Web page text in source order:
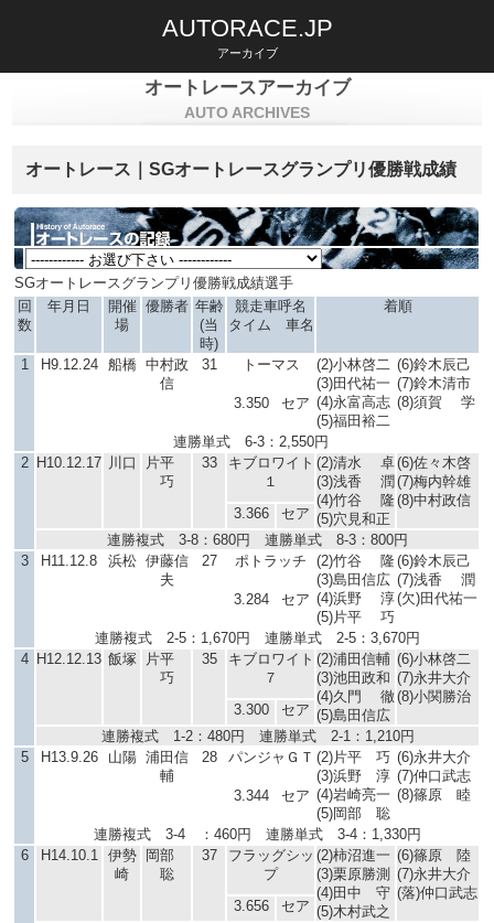
AUTORACE.JP
アーカイブ
オートレースアーカイブ
AUTO ARCHIVES
オートレース｜SGオートレースグランプリ優勝戦成績
SGオートレースグランプリ優勝戦成績選手
回
数
年月日
開催
場
優勝者 年齢
(当
時)
競走車呼名
タイム 車名
着順
1 H9.12.24 船橋 中村政
信
31 トーマス
(2)小林啓二
(3)田代祐一
(4)永富高志
(5)福田裕二
(6)鈴木辰己
(7)鈴木清市
(8)須賀 学
3.350 セア
連勝単式 6-3：2,550円
2
H10.12.17 川口
片平
巧
33
キブロワイト
１
(2)清水 卓
(3)浅香 潤
(4)竹谷 隆
(5)穴見和正
(6)佐々木啓
(7)梅内幹雄
(8)中村政信
3.366
セア
連勝複式 3-8：680円 連勝単式 8-3：800円
3
H11.12.8 浜松 伊藤信
夫
27 ポトラッチ
(2)竹谷 隆
(3)島田信広
(4)浜野 淳
(5)片平 巧
(6)鈴木辰己
(7)浅香 潤
(欠)田代祐一
3.284 セア
連勝複式 2-5：1,670円 連勝単式 2-5：3,670円
4
H12.12.13 飯塚
片平
巧
35
キブロワイト
７
(2)浦田信輔
(3)池田政和
(4)久門 徹
(5)島田信広
(6)小林啓二
(7)永井大介
(8)小関勝治
3.300
セア
連勝複式 1-2：480円 連勝単式 2-1：1,210円
5
H13.9.26 山陽 浦田信
輔
28 パンジャＧＴ (2)片平 巧
(3)浜野 淳
(4)岩崎亮一
(5)岡部 聡
(6)永井大介
(7)仲口武志
(8)篠原 睦
3.344 セア
連勝複式 3-4 ：460円 連勝単式 3-4：1,330円
6
H14.10.1
伊勢
崎
岡部
聡
37
フラッグシッ
プ
(2)柿沼進一
(3)栗原勝測
(4)田中 守
(5)木村武之
(6)篠原 陸
(7)永井大介
(落)仲口武志
3.656
セア